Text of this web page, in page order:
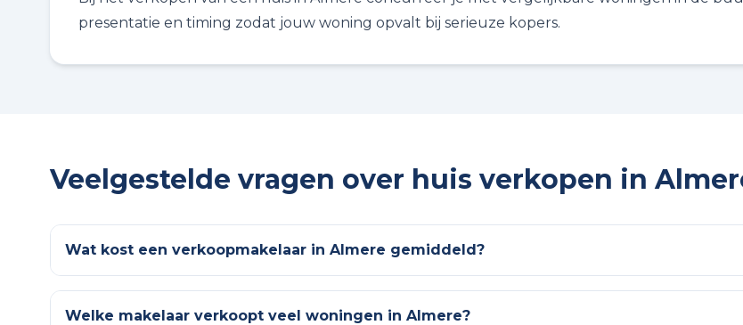
presentatie en timing zodat jouw woning opvalt bij serieuze kopers.
Veelgestelde vragen over huis verkopen in
Wat kost een verkoopmakelaar in Almere gemiddeld?
Welke makelaar verkoopt veel woningen in Almere?